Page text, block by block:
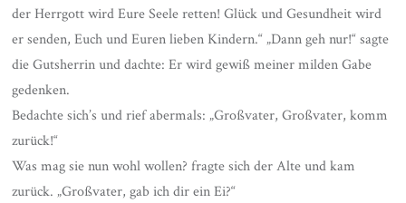
der Herrgott wird Eure Seele retten! Glück und Gesundheit wird
er senden, Euch und Euren lieben Kindern.“ „Dann geh nur!“ sagte
die Gutsherrin und dachte: Er wird gewiß meiner milden Gabe
gedenken.
Bedachte sich’s und rief abermals: „Großvater, Großvater, komm
zurück!“
Was mag sie nun wohl wollen? fragte sich der Alte und kam
zurück. „Großvater, gab ich dir ein Ei?“